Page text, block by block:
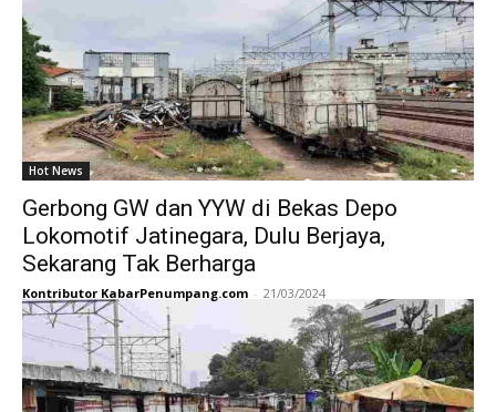
Hot News
Gerbong GW dan YYW di Bekas Depo
Lokomotif Jatinegara, Dulu Berjaya,
Sekarang Tak Berharga
Kontributor KabarPenumpang.com - 21/03/2024